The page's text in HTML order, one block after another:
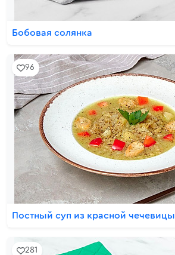
Бобовая солянка
96
Постный суп из красной чечевицы
281